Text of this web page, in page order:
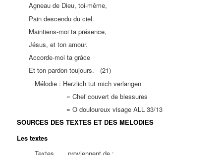
Agneau de Dieu, toi-même,
Pain descendu du ciel.
Maintiens-moi ta présence,
Jésus, et ton amour.
Accorde-moi ta grâce
Et ton pardon toujours. (21)
Mélodie : Herzlich tut mich verlangen
= Chef couvert de blessures
= O douloureux visage ALL 33/13
SOURCES DES TEXTES ET DES MELODIES
Les textes